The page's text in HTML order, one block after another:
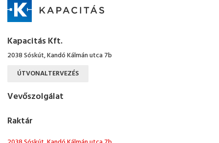
Kapacitás Kft.
2038 Sóskút, Kandó Kálmán utca 7b
ÚTVONALTERVEZÉS
Vevőszolgálat
Raktár